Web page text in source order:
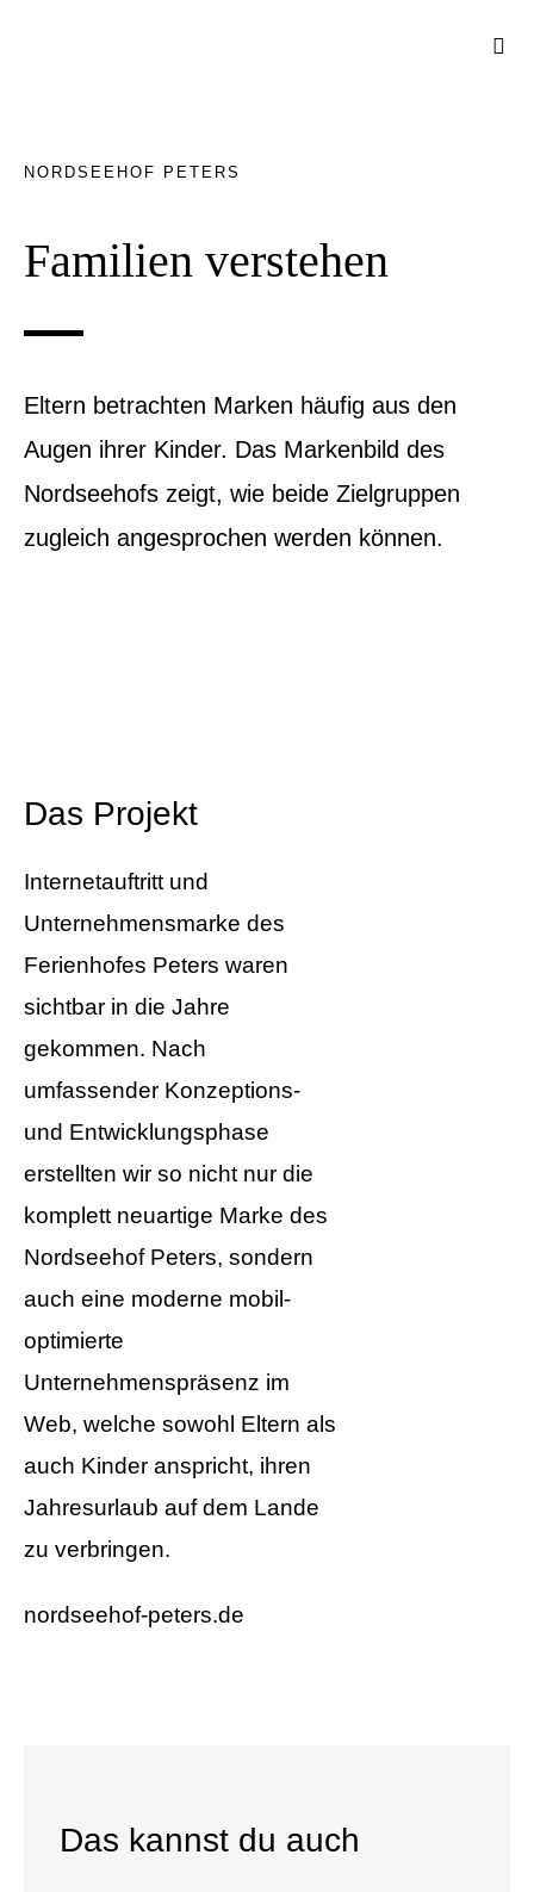
NORDSEEHOF PETERS
Familien verstehen
Eltern betrachten Marken häufig aus den
Augen ihrer Kinder. Das Markenbild des
Nordseehofs zeigt, wie beide Zielgruppen
zugleich angesprochen werden können.
Das Projekt
Internetauftritt und
Unternehmensmarke des
Ferienhofes Peters waren
sichtbar in die Jahre
gekommen. Nach
umfassender Konzeptions-
und Entwicklungsphase
erstellten wir so nicht nur die
komplett neuartige Marke des
Nordseehof Peters, sondern
auch eine moderne mobil-
optimierte
Unternehmenspräsenz im
Web, welche sowohl Eltern als
auch Kinder anspricht, ihren
Jahresurlaub auf dem Lande
zu verbringen.
nordseehof-peters.de
Das kannst du auch